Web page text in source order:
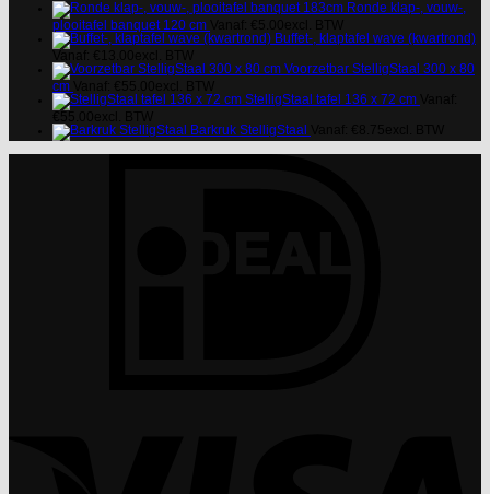
Ronde klap-, vouw-,
plooitafel banquet 120 cm
Buffet-, klaptafel wave (kwartrond)
Voorzetbar StelligStaal 300 x 80
cm
StelligStaal tafel 136 x 72 cm
Barkruk StelligStaal